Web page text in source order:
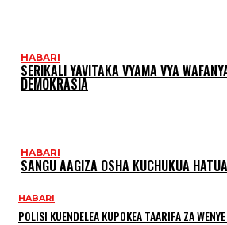
HABARI
SERIKALI YAVITAKA VYAMA VYA
DEMOKRASIA
HABARI
SANGU AAGIZA OSHA KUCHUKUA
HABARI
POLISI KUENDELEA KUPOKEA TAARIFA ZA